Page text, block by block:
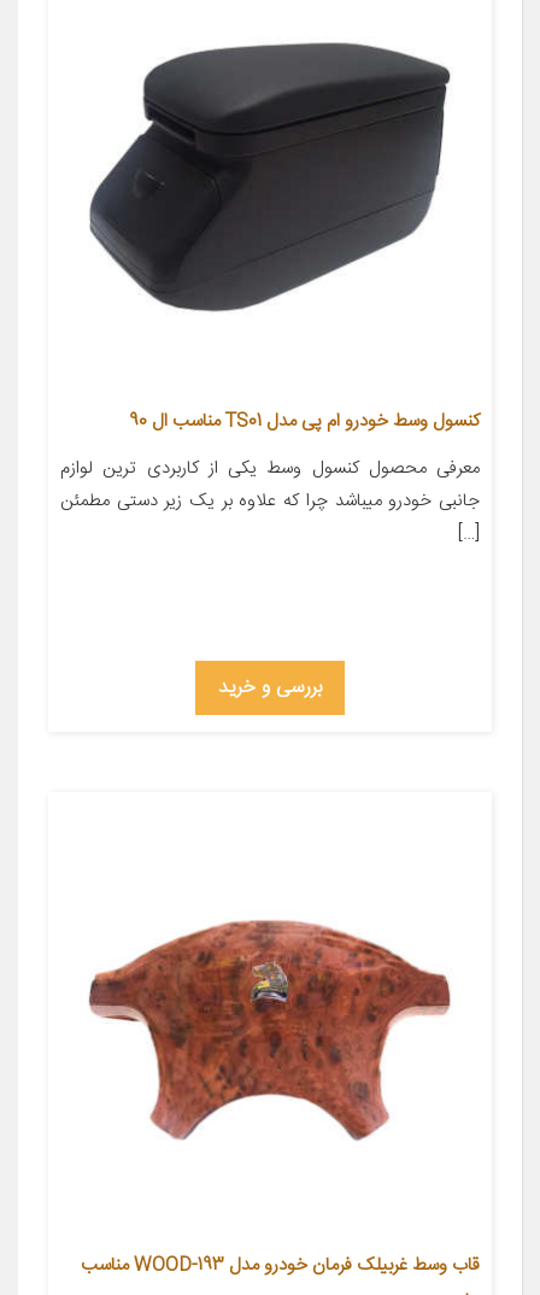
کنسول وسط خودرو ام پی مدل TS01 مناسب ال 90
معرفی محصول کنسول وسط یکی از کاربردی ترین لوازم
جانبی خودرو میباشد چرا که علاوه بر یک زیر دستی مطمئن
[…]
بررسی و خرید
قاب وسط غربیلک فرمان خودرو مدل WOOD-193 مناسب